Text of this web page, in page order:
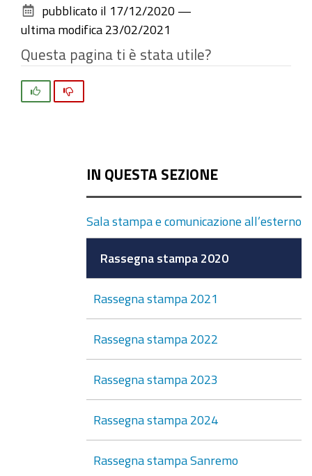
documento
pubblicato il 17/12/2020 —
ultima modifica 23/02/2021
Questa pagina ti è stata utile?
IN QUESTA SEZIONE
Sala stampa e comunicazione all’esterno
Rassegna stampa 2020
Rassegna stampa 2021
Rassegna stampa 2022
Rassegna stampa 2023
Rassegna stampa 2024
Rassegna stampa Sanremo